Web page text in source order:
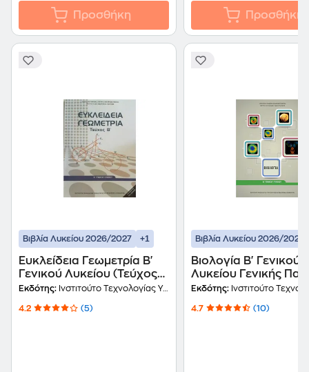
Προσθήκη Προσθήκη
Βιβλία Λυκείου 2026/2027 +1
Ευκλείδεια Γεωμετρία Β'
Γενικού Λυκείου (Τεύχος
Β') 22-0239
Εκδότης: Ινστιτούτο Τεχνολογίας Υπολογιστών και Εκδόσεων Διόφαντος
4.2 (5)
Βιβλία Λυκείου 2026/2027
Βιολογία Β' Γενικού
Λυκείου Γενικής
Τεύχος Α' 22-0072
Εκδότης: Ινστιτούτο Τεχνολογίας Υπολογιστών και
4.7 (10)